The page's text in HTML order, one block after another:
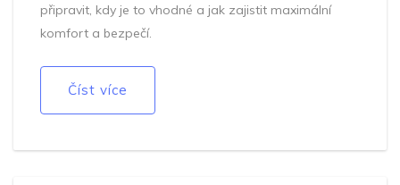
připravit, kdy je to vhodné a jak zajistit maximální
komfort a bezpečí.
Číst více